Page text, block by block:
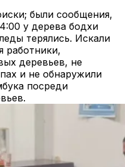
были сообщения,
у дерева бодхи
терялись. Искали
работники,
деревьев, не
и не обнаружили
посреди